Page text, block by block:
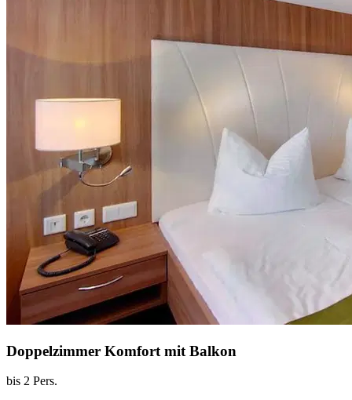
Doppelzimmer Komfort mit Balkon
bis 2 Pers.